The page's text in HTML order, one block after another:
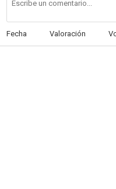
Fecha Valoración